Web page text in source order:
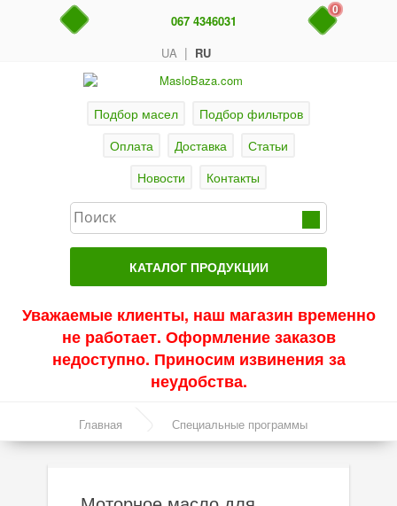
UA | RU
067 4346031
0
Подбор масел
Подбор фильтров
Оплата
Доставка
Статьи
Новости
Контакты
КАТАЛОГ ПРОДУКЦИИ
Актуальные продукты
Акции
Синтетические масла
Уважаемые клиенты, наш магазин временно
не работает. Оформление заказов
недоступно. Приносим извинения за
неудобства.
Главная Специальные программы